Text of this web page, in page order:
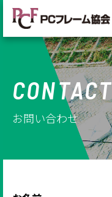
CONTACT
お問い合わせ